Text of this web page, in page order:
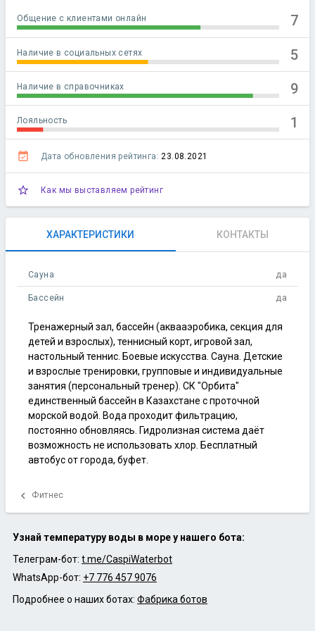
Общение с клиентами онлайн 7
Наличие в социальных сетях 5
Наличие в справочниках 9
Лояльность 1
event_available Дата обновления рейтинга: 23.08.2021
star_outline Как мы выставляем рейтинг
ХАРАКТЕРИСТИКИ КОНТАКТЫ
Сауна да
Бассейн да
Тренажерный зал, бассейн (аквааэробика, секция для
детей и взрослых), теннисный корт, игровой зал,
настольный теннис. Боевые искусства. Сауна. Детские
и взрослые тренировки, групповые и индивидуальные
занятия (персональный тренер). СК "Орбита"
единственный бассейн в Казахстане с проточной
морской водой. Вода проходит фильтрацию,
постоянно обновляясь. Гидролизная система даёт
возможность не использовать хлор. Бесплатный
автобус от города, буфет.
chevron_left Фитнес
Узнай температуру воды в море у нашего бота:
Телеграм-бот: t.me/CaspiWaterbot
WhatsApp-бот: +7 776 457 9076
Подробнее о наших ботах: Фабрика ботов